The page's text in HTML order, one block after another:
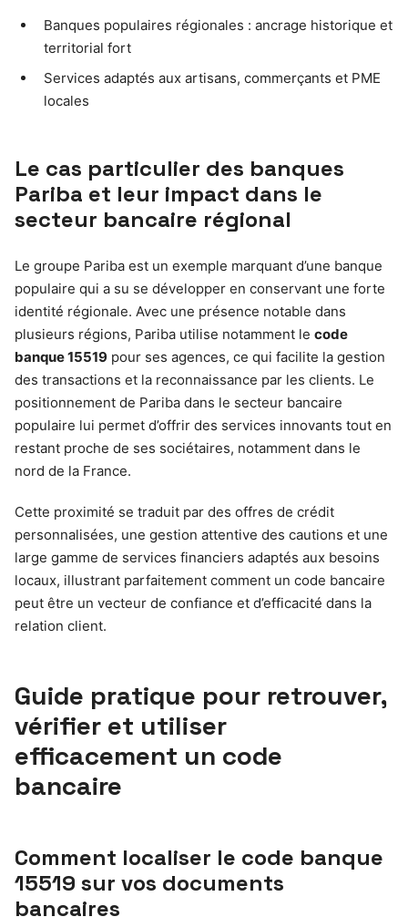
Banques populaires régionales : ancrage historique et
territorial fort
Services adaptés aux artisans, commerçants et PME
locales
Le cas particulier des banques
Pariba et leur impact dans le
secteur bancaire régional
Le groupe Pariba est un exemple marquant d’une banque
populaire qui a su se développer en conservant une forte
identité régionale. Avec une présence notable dans
plusieurs régions, Pariba utilise notamment le code
banque 15519 pour ses agences, ce qui facilite la gestion
des transactions et la reconnaissance par les clients. Le
positionnement de Pariba dans le secteur bancaire
populaire lui permet d’offrir des services innovants tout en
restant proche de ses sociétaires, notamment dans le
nord de la France.
Cette proximité se traduit par des offres de crédit
personnalisées, une gestion attentive des cautions et une
large gamme de services financiers adaptés aux besoins
locaux, illustrant parfaitement comment un code bancaire
peut être un vecteur de confiance et d’efficacité dans la
relation client.
Guide pratique pour retrouver,
vérifier et utiliser
efficacement un code
bancaire
Comment localiser le code banque
15519 sur vos documents
bancaires